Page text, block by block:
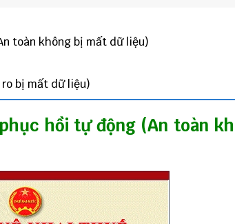
toàn không bị mất dữ liệu)
bị mất dữ liệu)
hồi tự động (An toàn